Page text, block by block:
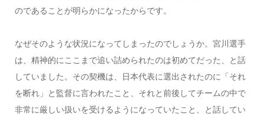
のであることが明らかになったからです。
なぜそのような状況になってしまったのでしょうか。宮川選手
は、精神的にここまで追い詰められたのは初めてだった、と話
していました。その契機は、日本代表に選出されたのに「それ
を断れ」と監督に言われたこと、それと前後してチームの中で
非常に厳しい扱いを受けるようになっていたこと、と話してい